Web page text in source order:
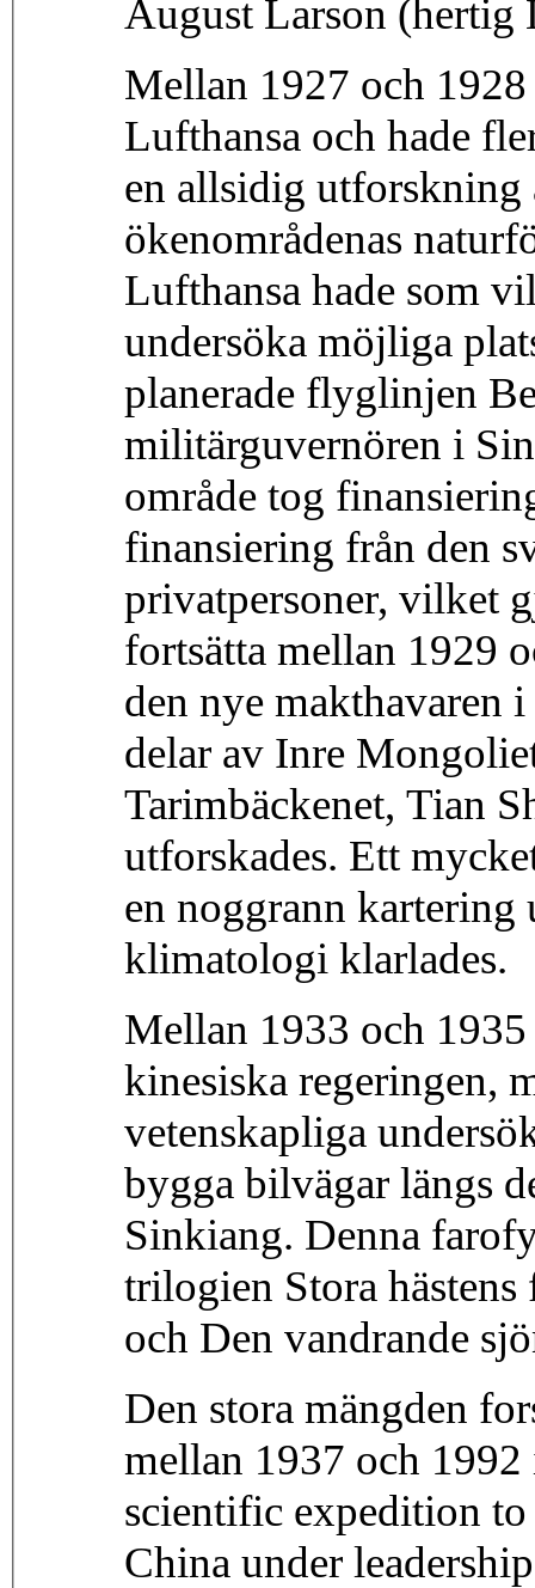
August Larson (hertig
Mellan 1927 och
Lufthansa och hade
en allsidig utforskning
ökenområdenas
Lufthansa hade som
undersöka möjliga
planerade flyglinjen
militärguvernören i
område tog
finansiering från den
privatpersoner, vilket
fortsätta mellan 1929
den nye makthavaren
delar av Inre
Tarimbäckenet, Tian
utforskades. Ett
en noggrann kartering
klimatologi klarlades.
Mellan 1933 och
kinesiska regeringen,
vetenskapliga
bygga bilvägar längs
Sinkiang. Denna
trilogien Stora
och Den vandrande
Den stora mängden
mellan 1937 och
scientific expedition
China under